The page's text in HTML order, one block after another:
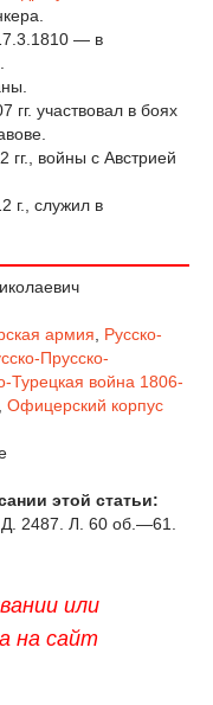
— в
участвовал в боях
войны с Австрией
г., служил в
армия
Русско-
Прусско-
Турецкая война 1806-
Офицерский корпус
этой статьи:
2487. Л. 60 об.—61.
или
на сайт